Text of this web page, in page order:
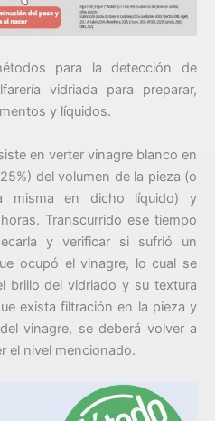
para la detección de
vidriada para preparar,
y líquidos.
en verter vinagre blanco en
del volumen de la pieza (o
misma en dicho líquido) y
Transcurrido ese tiempo
y verificar si sufrió un
ocupó el vinagre, lo cual se
brillo del vidriado y su textura
exista filtración en la pieza y
vinagre, se deberá volver a
el nivel mencionado.